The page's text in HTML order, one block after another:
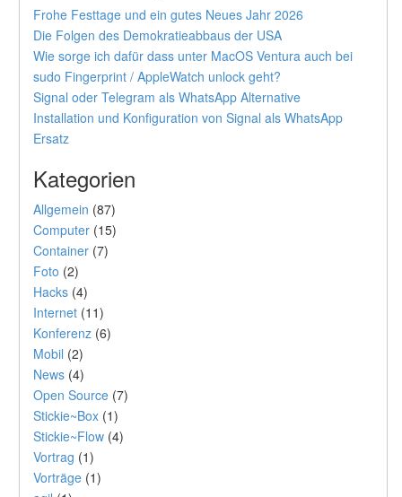
Frohe Festtage und ein gutes Neues Jahr 2026
Die Folgen des Demokratieabbaus der USA
Wie sorge ich dafür dass unter MacOS Ventura auch bei
sudo Fingerprint / AppleWatch unlock geht?
Signal oder Telegram als WhatsApp Alternative
Installation und Konfiguration von Signal als WhatsApp
Ersatz
Kategorien
Allgemein (87)
Computer (15)
Container (7)
Foto (2)
Hacks (4)
Internet (11)
Konferenz (6)
Mobil (2)
News (4)
Open Source (7)
Stickie~Box (1)
Stickie~Flow (4)
Vortrag (1)
Vorträge (1)